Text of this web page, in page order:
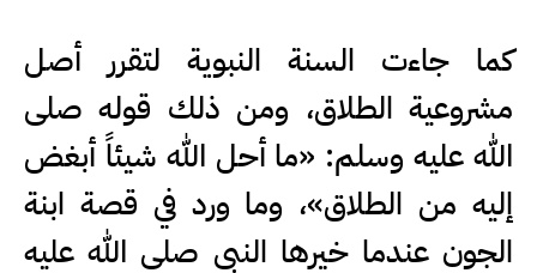
كما جاءت السنة النبوية لتقرر أصل
مشروعية الطلاق، ومن ذلك قوله صلى
الله عليه وسلم: «ما أحل الله شيئاً أبغض
إليه من الطلاق»، وما ورد في قصة ابنة
الجون عندما خيرها النبي صلى الله عليه